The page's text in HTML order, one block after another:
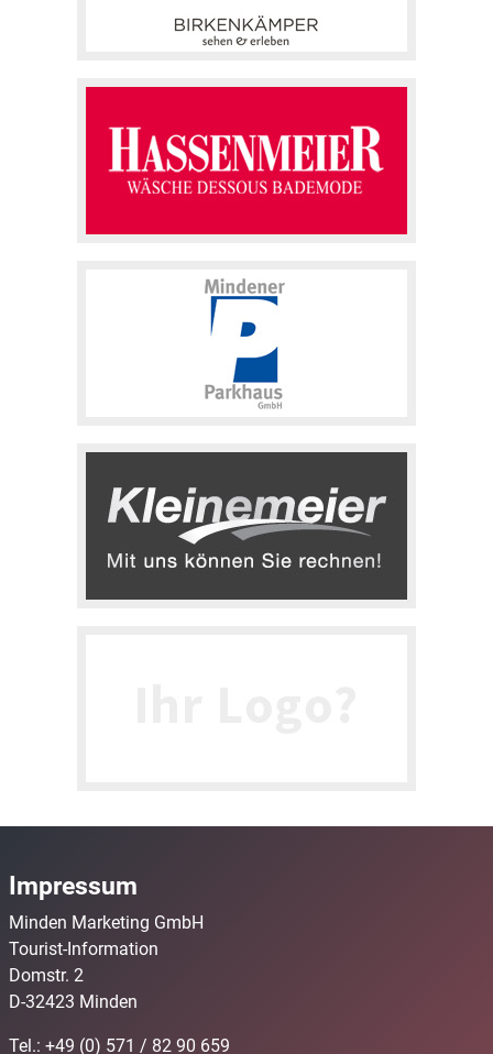
Impressum
Minden Marketing GmbH
Tourist-Information
Domstr. 2
D-32423 Minden
Tel.: +49 (0) 571 / 82 90 659